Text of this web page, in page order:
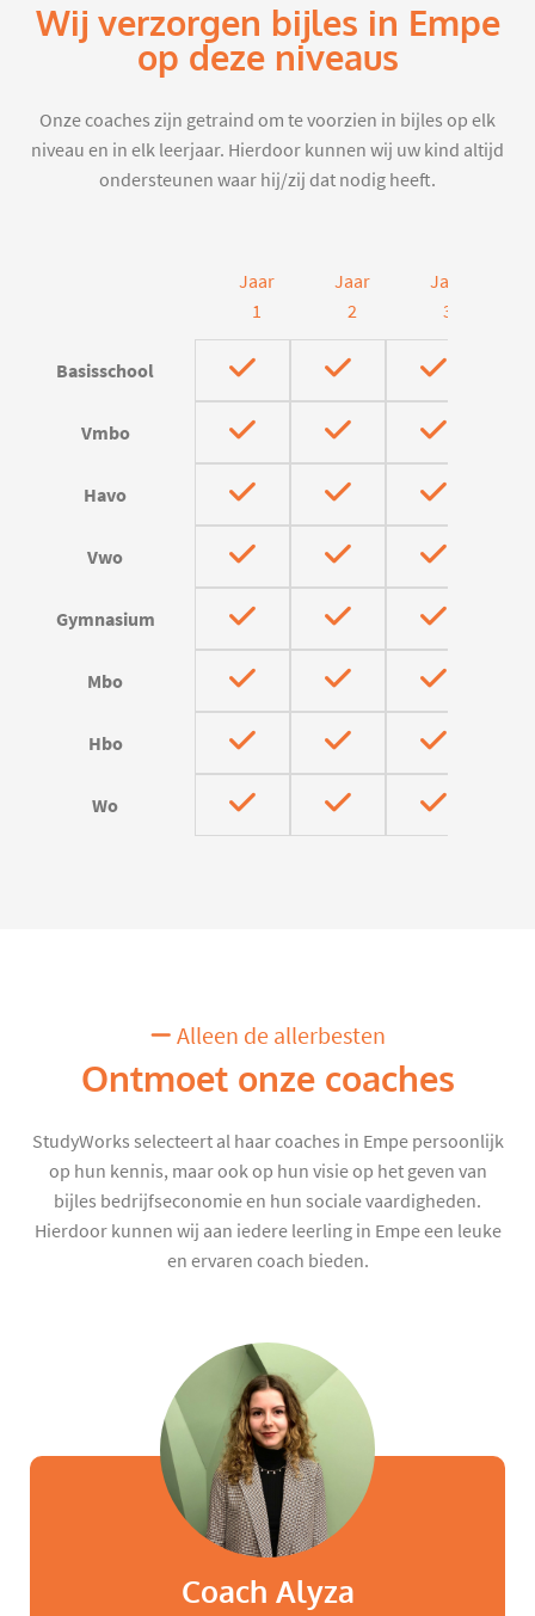
Wij verzorgen bijles in Empe
op deze niveaus
Onze coaches zijn getraind om te voorzien in bijles op elk
niveau en in elk leerjaar. Hierdoor kunnen wij uw kind altijd
ondersteunen waar hij/zij dat nodig heeft.
Jaar
1
Jaar
2
Jaar
3
Basisschool
Vmbo
Havo
Vwo
Gymnasium
Mbo
Hbo
Wo
Alleen de allerbesten
Ontmoet onze coaches
StudyWorks selecteert al haar coaches in Empe persoonlijk
op hun kennis, maar ook op hun visie op het geven van
bijles bedrijfseconomie en hun sociale vaardigheden.
Hierdoor kunnen wij aan iedere leerling in Empe een leuke
en ervaren coach bieden.
Coach Alyza